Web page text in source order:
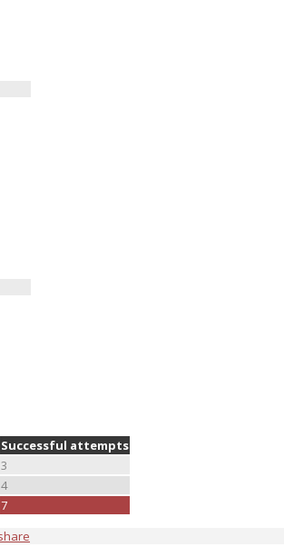
Successful attempts
3
4
7